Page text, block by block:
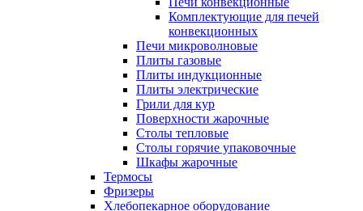
Комплектующие для печей
конвекционных
Печи микроволновые
Плиты газовые
Плиты индукционные
Плиты электрические
Грили для кур
Поверхности жарочные
Столы тепловые
Столы горячие упаковочные
Шкафы жарочные
Термосы
Фризеры
Хлебопекарное оборудование